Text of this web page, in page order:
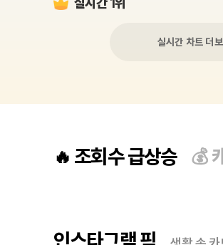
실시간 차트 더
🔥 조회수 급상승 💰